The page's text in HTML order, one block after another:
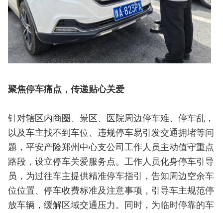
聚焦停车痛点，传递贴心关爱
针对辖区内商圈、景区、医院周边停车难、停车乱，
以及车主找不到车位、违规停车易引发交通拥堵等问
题，平安产险郑州中心支公司工作人员主动值守重点
路段，设立停车关爱服务点。工作人员化身停车引导
员，为过往车主提供精准停车指引，告知周边空余车
位位置、停车收费标准及注意事项，引导车主规范停
放车辆，缓解区域交通压力。同时，为临时停靠的车